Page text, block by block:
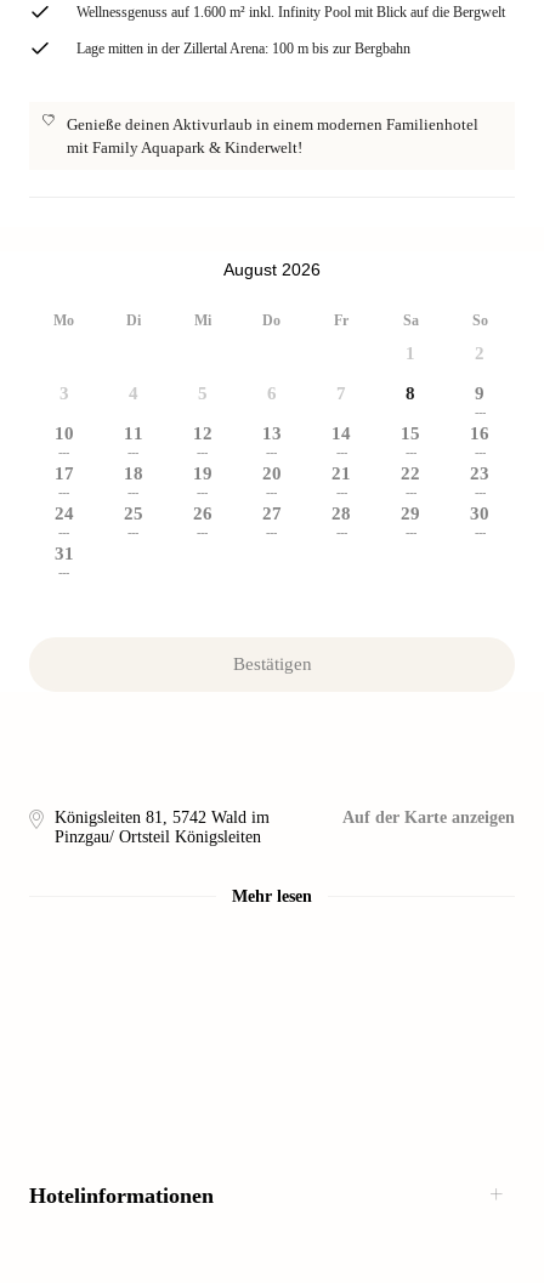
Wellnessgenuss auf 1.600 m² inkl. Infinity Pool mit Blick auf die Bergwelt
Lage mitten in der Zillertal Arena: 100 m bis zur Bergbahn
Genieße deinen Aktivurlaub in einem modernen Familienhotel
mit Family Aquapark & Kinderwelt!
August 2026
Mo Di Mi Do Fr Sa So
1 2
3 4 5 6 7 8 9
---
10
---
11
---
12
---
13
---
14
---
15
---
16
---
17
---
18
---
19
---
20
---
21
---
22
---
23
---
24
---
25
---
26
---
27
---
28
---
29
---
30
---
31
---
Bestätigen
Königsleiten 81, 5742 Wald im
Pinzgau/ Ortsteil Königsleiten
Auf der Karte anzeigen
Mehr lesen
Hotelinformationen